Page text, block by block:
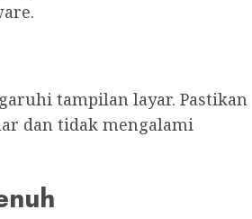
tampilan layar. Pastikan
dan tidak mengalami